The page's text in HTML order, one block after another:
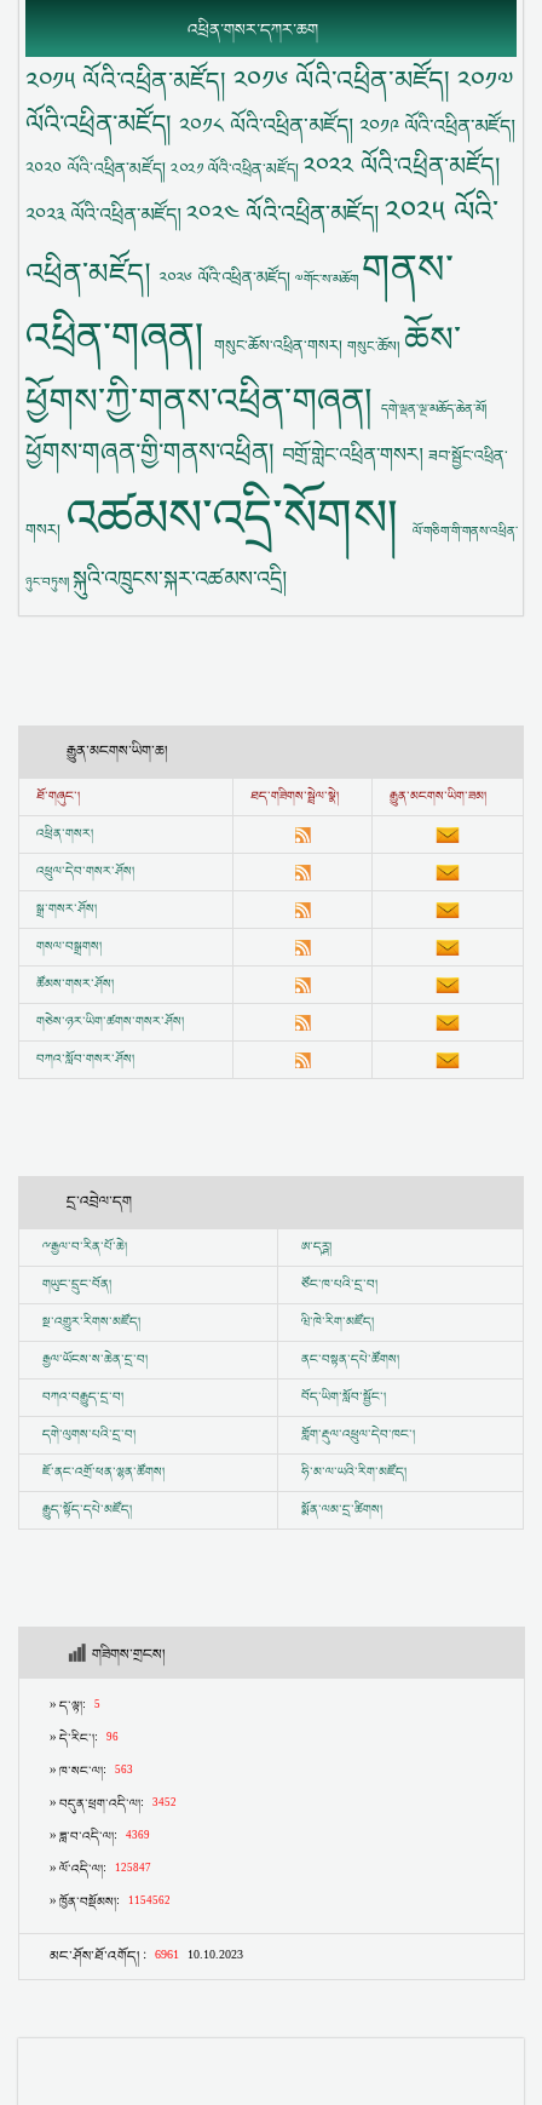
འཕྲིན་གསར་དཀར་ཆག
༢༠༡༥ ལོའི་འཕྲིན་མཛོད། ༢༠༡༦ ལོའི་འཕྲིན་མཛོད། ༢༠༡༧
ལོའི་འཕྲིན་མཛོད། ༢༠༡༨ ལོའི་འཕྲིན་མཛོད། ༢༠༡༩ ལོའི་འཕྲིན་མཛོད།
༢༠༢༠ ལོའི་འཕྲིན་མཛོད། ༢༠༢༡ ལོའི་འཕྲིན་མཛོད། ༢༠༢༢ ལོའི་འཕྲིན་མཛོད།
༢༠༢༣ ལོའི་འཕྲིན་མཛོད། ༢༠༢༤ ལོའི་འཕྲིན་མཛོད། ༢༠༢༥ ལོའི་
འཕྲིན་མཛོད། ༢༠༢༦ ལོའི་འཕྲིན་མཛོད། ༧གོང་ས་མཆོག གནས་
འཕྲིན་གཞན།
གསུང་ཆོས་འཕྲིན་གསར། གསུང་ཆོས། ཆོས་
ཕྱོགས་ཀྱི་གནས་འཕྲིན་གཞན།
དགེ་ལྡན་ལྔ་མཆོད་ཆེན་མོ།
ཕྱོགས་གཞན་གྱི་གནས་འཕྲིན། བགྲོ་གླེང་འཕྲིན་གསར། ཟབ་སྦྱོང་འཕྲིན་
གསར། འཚམས་འདྲི་སོགས། ལོ་གཅིག་གི་གནས་འཕྲིན་
ཉུང་བཏུས། སྐུའི་འཁྲུངས་སྐར་འཚམས་འདྲི།
རྒྱུན་མངགས་ཡིག་ཆ།
ཐོ་གཞུང་། ཐད་གཟིགས་སྦྲེལ་སྣེ།
རྒྱུན་མངགས་ཡིག་ཟམ།
འཕྲིན་གསར།
འཕྲུལ་དེབ་གསར་ཤོས།
སྒྲ་གསར་ཤོས།
གསལ་བསྒྲགས།
ཚོམས་གསར་ཤོས།
གཅེས་ཉར་ཡིག་ཚགས་གསར་ཤོས།
བཀའ་སློབ་གསར་ཤོས།
དྲ་འབྲེལ་དག
ྋརྒྱལ་བ་རིན་པོ་ཆེ།
ཨ་དཪྴ།
གཡུང་དྲུང་བོན།
ཙོང་ཁ་པའི་དྲ་བ།
སྔ་འགྱུར་རིགས་མཛོད།
ཝི་ཁེ་རིག་མཛོད།
རྒྱལ་ཡོངས་ས་ཆེན་དྲ་བ།
ནང་བསྟན་དཔེ་ཚོགས།
བཀའ་བརྒྱུད་དྲ་བ།
བོད་ཡིག་སློབ་སྦྱོང་།
དགེ་ལུགས་པའི་དྲ་བ།
གློག་རྡུལ་འཕྲུལ་དེབ་ཁང་།
ཇོ་ནང་འགྲོ་ཕན་ལྷན་ཚོགས།
ཧི་མ་ལ་ཡའི་རིག་མཛོད།
རྒྱུད་སྟོད་དཔེ་མཛོད།
སྨོན་ལམ་དྲ་ཚིགས།